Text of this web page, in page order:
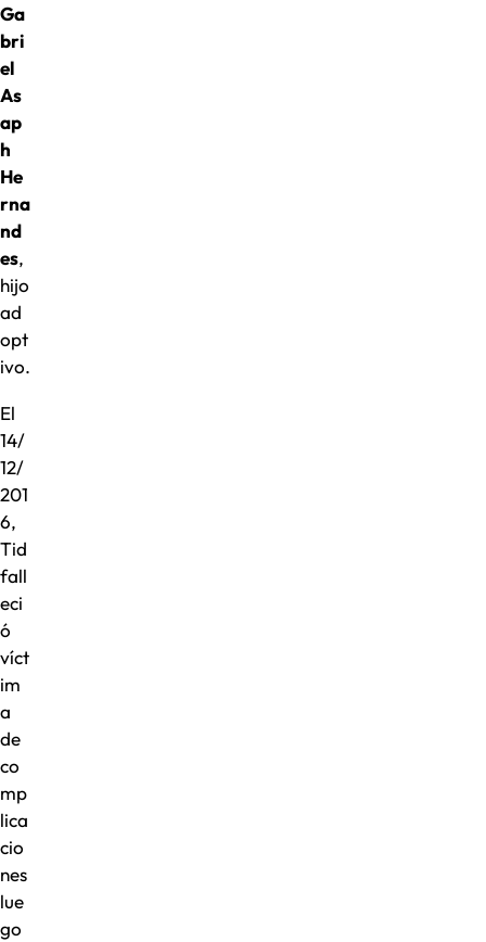
Ga
bri
el
As
ap
h
He
rna
nd
es,
hijo
ad
opt
ivo.
El
14/
12/
201
6,
Tid
fall
eci
ó
víct
im
a
de
co
mp
lica
cio
nes
lue
go